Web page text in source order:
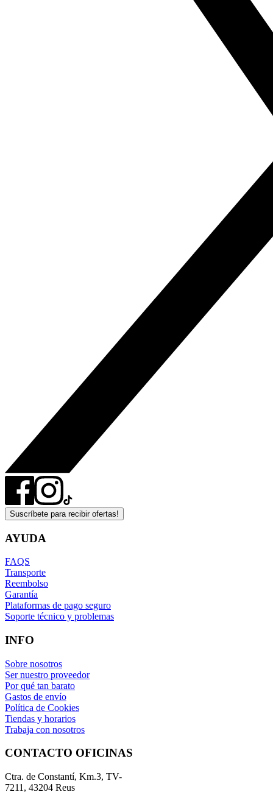
Suscríbete para recibir ofertas!
AYUDA
FAQS
Transporte
Reembolso
Garantía
Plataformas de pago seguro
Soporte técnico y problemas
INFO
Sobre nosotros
Ser nuestro proveedor
Por qué tan barato
Gastos de envío
Política de Cookies
Tiendas y horarios
Trabaja con nosotros
CONTACTO OFICINAS
Ctra. de Constantí, Km.3, TV-
7211, 43204 Reus